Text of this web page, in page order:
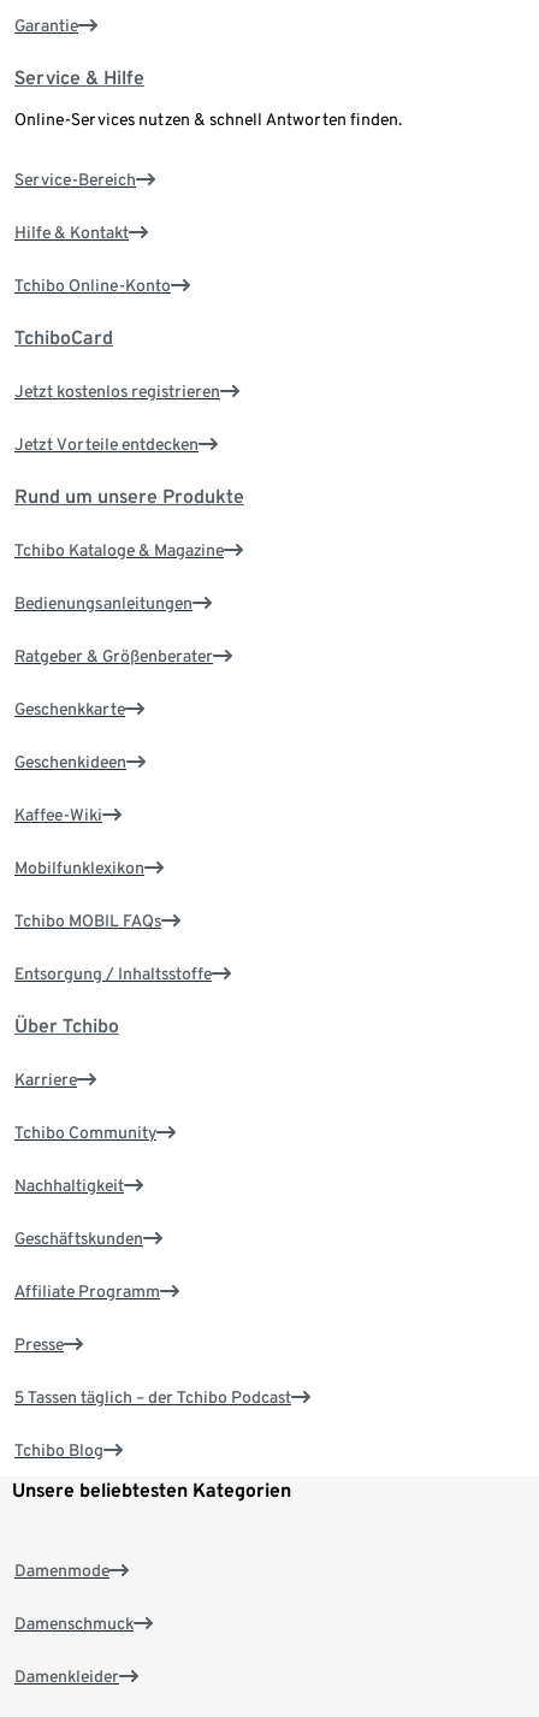
Garantie
Service & Hilfe
Online-Services nutzen & schnell Antworten finden.
Service-Bereich
Hilfe & Kontakt
Tchibo Online-Konto
TchiboCard
Jetzt kostenlos registrieren
Jetzt Vorteile entdecken
Rund um unsere Produkte
Tchibo Kataloge & Magazine
Bedienungsanleitungen
Ratgeber & Größenberater
Geschenkkarte
Geschenkideen
Kaffee-Wiki
Mobilfunklexikon
Tchibo MOBIL FAQs
Entsorgung / Inhaltsstoffe
Über Tchibo
Karriere
Tchibo Community
Nachhaltigkeit
Geschäftskunden
Affiliate Programm
Presse
5 Tassen täglich – der Tchibo Podcast
Tchibo Blog
Unsere beliebtesten Kategorien
Damenmode
Damenschmuck
Damenkleider